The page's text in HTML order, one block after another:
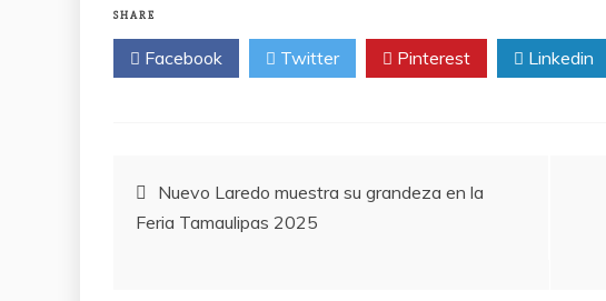
SHARE
Facebook Twitter Pinterest Linkedin
Post
navigation
Nuevo Laredo muestra su grandeza en la
Feria Tamaulipas 2025